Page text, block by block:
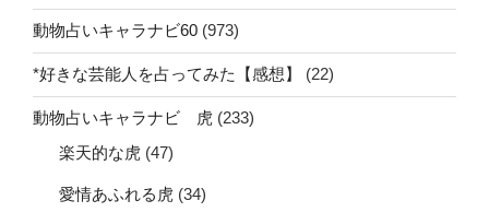
動物占いキャラナビ60 (973)
*好きな芸能人を占ってみた【感想】 (22)
動物占いキャラナビ 虎 (233)
楽天的な虎 (47)
愛情あふれる虎 (34)